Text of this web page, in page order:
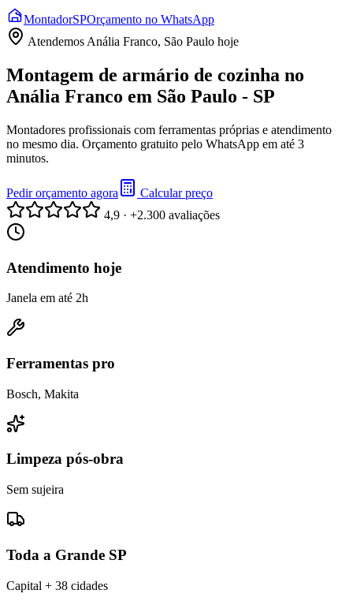
MontadorSPOrçamento no WhatsApp
Atendemos Anália Franco, São Paulo hoje
Montagem de armário de cozinha no
Anália Franco em São Paulo - SP
Montadores profissionais com ferramentas próprias e atendimento
no mesmo dia. Orçamento gratuito pelo WhatsApp em até 3
minutos.
Pedir orçamento agora
Calcular preço
4,9 · +2.300 avaliações
Atendimento hoje
Janela em até 2h
Ferramentas pro
Bosch, Makita
Limpeza pós-obra
Sem sujeira
Toda a Grande SP
Capital + 38 cidades